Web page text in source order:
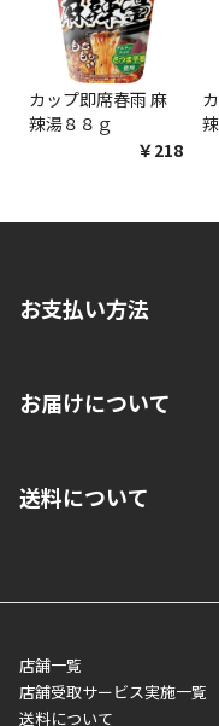
カップ即席春雨 麻
辣湯８８ｇ
￥218
お支払い方法
いいただくことはできま
■代金引換(代引)※手数料
■商品によっては一部決
す。
お届けについて
ご注文が確認出来次第、1
業日にてお引渡しとなり
メーカー直送品など一部
制限がかかる場合がござ
異なる場合がございます
送料について
店舗一覧
店舗受取サービス実施一覧
送料について